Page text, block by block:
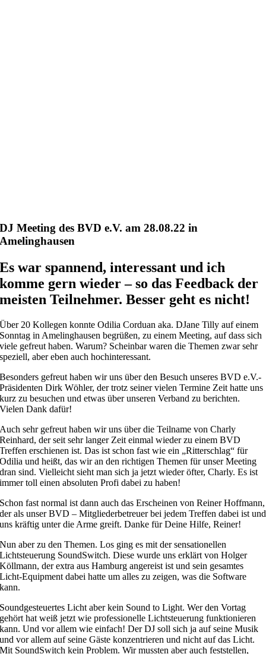
DJ Meeting des BVD e.V. am 28.08.22 in
Amelinghausen
Es war spannend, interessant und ich
komme gern wieder – so das Feedback der
meisten Teilnehmer. Besser geht es nicht!
Über 20 Kollegen konnte Odilia Corduan aka. DJane Tilly auf einem
Sonntag in Amelinghausen begrüßen, zu einem Meeting, auf dass sich
viele gefreut haben. Warum? Scheinbar waren die Themen zwar sehr
speziell, aber eben auch hochinteressant.
Besonders gefreut haben wir uns über den Besuch unseres BVD e.V.-
Präsidenten Dirk Wöhler, der trotz seiner vielen Termine Zeit hatte uns
kurz zu besuchen und etwas über unseren Verband zu berichten.
Vielen Dank dafür!
Auch sehr gefreut haben wir uns über die Teilname von Charly
Reinhard, der seit sehr langer Zeit einmal wieder zu einem BVD
Treffen erschienen ist. Das ist schon fast wie ein „Ritterschlag“ für
Odilia und heißt, das wir an den richtigen Themen für unser Meeting
dran sind. Vielleicht sieht man sich ja jetzt wieder öfter, Charly. Es ist
immer toll einen absoluten Profi dabei zu haben!
Schon fast normal ist dann auch das Erscheinen von Reiner Hoffmann,
der als unser BVD – Mitgliederbetreuer bei jedem Treffen dabei ist und
uns kräftig unter die Arme greift. Danke für Deine Hilfe, Reiner!
Nun aber zu den Themen. Los ging es mit der sensationellen
Lichtsteuerung SoundSwitch. Diese wurde uns erklärt von Holger
Köllmann, der extra aus Hamburg angereist ist und sein gesamtes
Licht-Equipment dabei hatte um alles zu zeigen, was die Software
kann.
Soundgesteuertes Licht aber kein Sound to Light. Wer den Vortag
gehört hat weiß jetzt wie professionelle Lichtsteuerung funktionieren
kann. Und vor allem wie einfach! Der DJ soll sich ja auf seine Musik
und vor allem auf seine Gäste konzentrieren und nicht auf das Licht.
Mit SoundSwitch kein Problem. Wir mussten aber auch feststellen,